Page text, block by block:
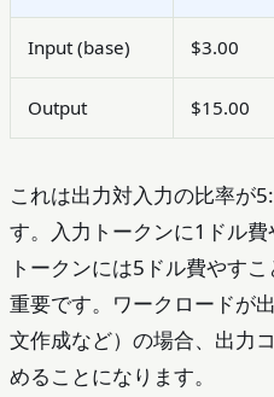
Input (base) $3.00
Output $15.00
これは出力対入力の比率が
す。入力トークンに1ドル
トークンには5ドル費やす
重要です。ワークロードが
文作成など）の場合、出力
めることになります。